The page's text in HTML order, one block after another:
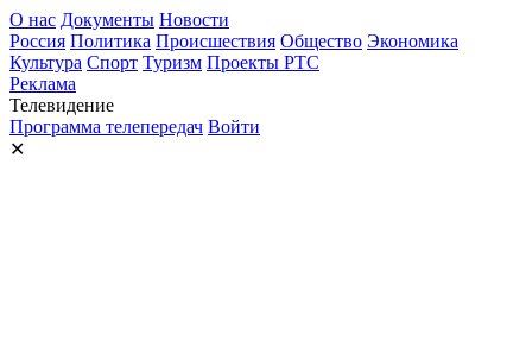
О нас Документы Новости
Россия Политика Происшествия Общество Экономика
Культура Спорт Туризм Проекты РТС
Реклама
Телевидение
Программа телепередач Войти
✕